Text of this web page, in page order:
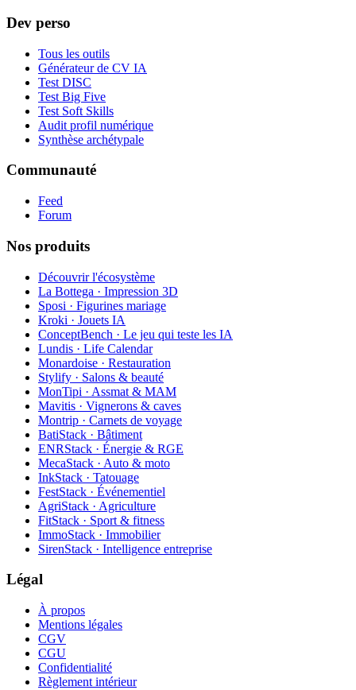
Dev perso
Tous les outils
Générateur de CV IA
Test DISC
Test Big Five
Test Soft Skills
Audit profil numérique
Synthèse archétypale
Communauté
Feed
Forum
Nos produits
Découvrir l'écosystème
La Bottega · Impression 3D
Sposi · Figurines mariage
Kroki · Jouets IA
ConceptBench · Le jeu qui teste les IA
Lundis · Life Calendar
Monardoise · Restauration
Stylify · Salons & beauté
MonTipi · Assmat & MAM
Mavitis · Vignerons & caves
Montrip · Carnets de voyage
BatiStack · Bâtiment
ENRStack · Énergie & RGE
MecaStack · Auto & moto
InkStack · Tatouage
FestStack · Événementiel
AgriStack · Agriculture
FitStack · Sport & fitness
ImmoStack · Immobilier
SirenStack · Intelligence entreprise
Légal
À propos
Mentions légales
CGV
CGU
Confidentialité
Règlement intérieur